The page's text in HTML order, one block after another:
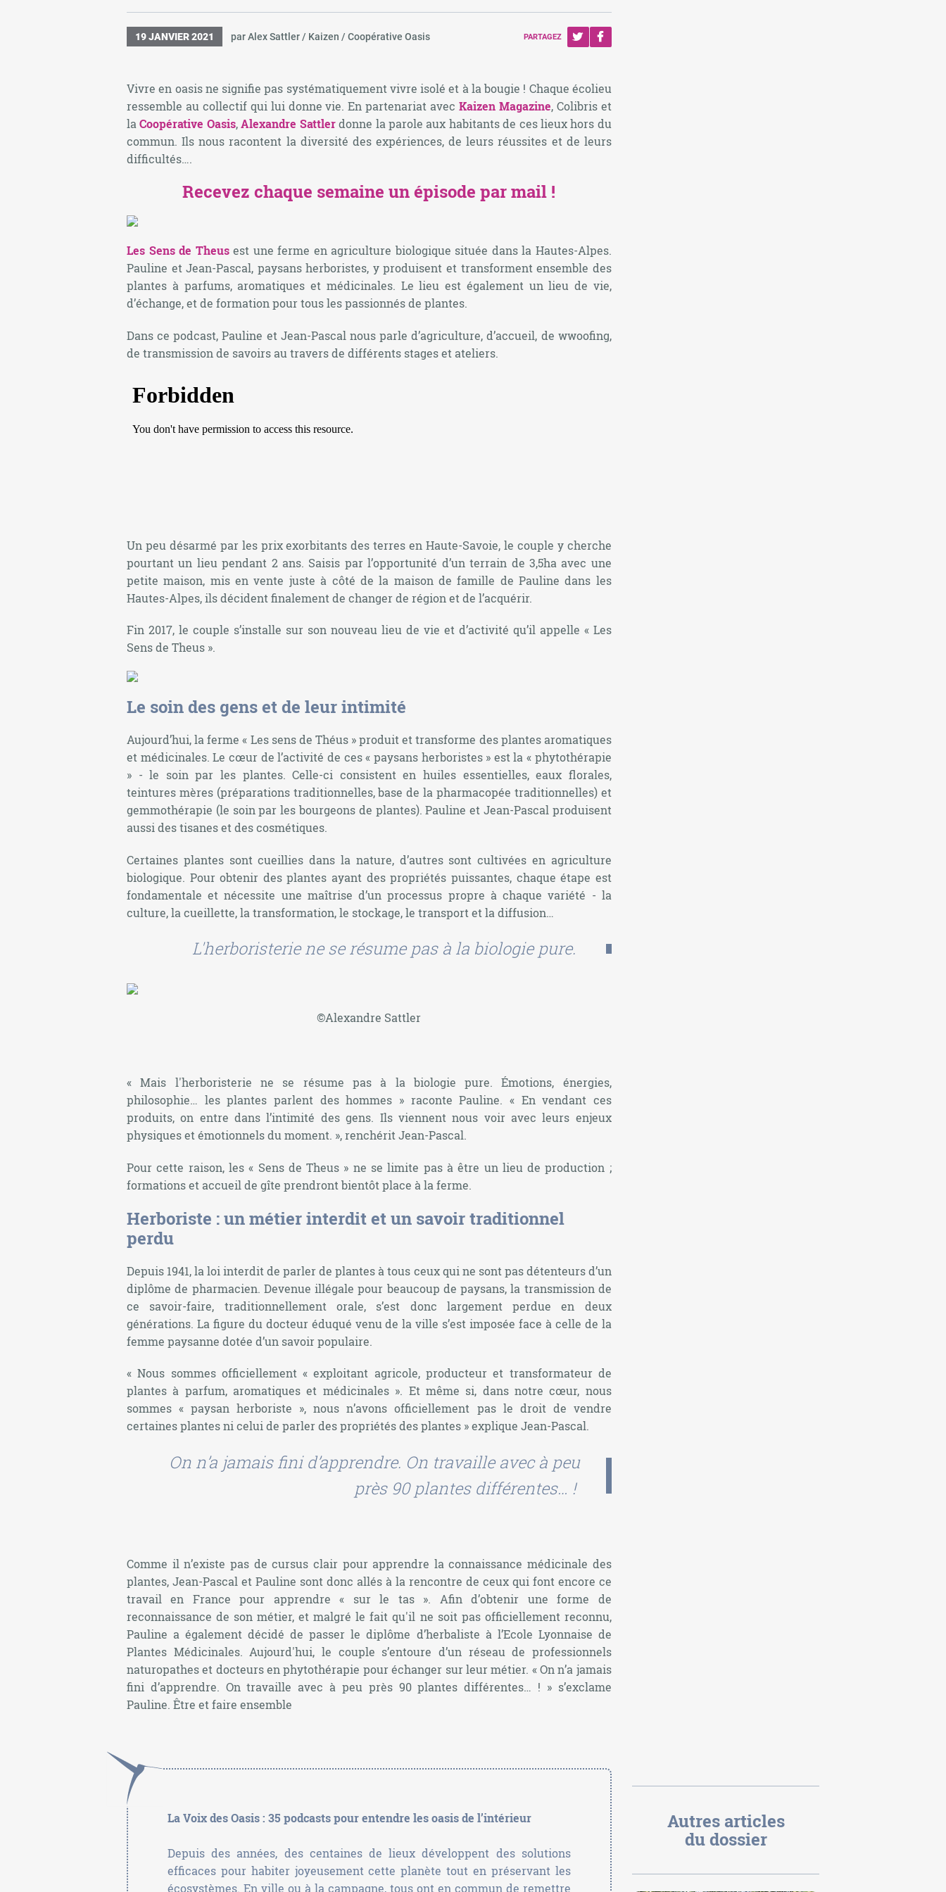
19 JANVIER 2021 par Alex Sattler / Kaizen / Coopérative Oasis PARTAGEZ
Vivre en oasis ne signifie pas systématiquement vivre isolé et à la bougie ! Chaque écolieu
ressemble au collectif qui lui donne vie. En partenariat avecKaizen Magazine, Colibris et
laCoopérative Oasis,Alexandre Sattlerdonne la parole aux habitants de ces lieux hors du
commun. Ils nous racontent la diversité des expériences, de leurs réussites et de leurs
difficultés….
Recevez chaque semaine un épisode par mail !
Les Sens de Theusest une ferme en agriculture biologique située dans la Hautes-Alpes.
Pauline et Jean-Pascal, paysans herboristes, y produisent et transforment ensemble des
plantes à parfums, aromatiques et médicinales. Le lieu est également un lieu de vie,
d’échange, et de formation pour tous les passionnés de plantes.
Dans ce podcast, Pauline et Jean-Pascal nous parle d’agriculture, d’accueil, de wwoofing,
de transmission de savoirs au travers de différents stages et ateliers.
Un peu désarmé par les prix exorbitants des terres en Haute-Savoie, le couple y cherche
pourtant un lieu pendant 2 ans. Saisis par l’opportunité d’un terrain de 3,5ha avec une
petite maison, mis en vente juste à côté de la maison de famille de Pauline dans les
Hautes-Alpes, ils décident finalement de changer de région et de l’acquérir.
Fin 2017, le couple s’installe sur son nouveau lieu de vie et d’activité qu’il appelle « Les
Sens de Theus ».
Le soin des gens et de leur intimité
Aujourd’hui, la ferme « Les sens de Théus » produit et transforme des plantes aromatiques
et médicinales. Le cœur de l’activité de ces « paysans herboristes » est la « phytothérapie
» - le soin par les plantes. Celle-ci consistent en huiles essentielles, eaux florales,
teintures mères (préparations traditionnelles, base de la pharmacopée traditionnelles) et
gemmothérapie (le soin par les bourgeons de plantes). Pauline et Jean-Pascal produisent
aussi des tisanes et des cosmétiques.
Certaines plantes sont cueillies dans la nature, d’autres sont cultivées en agriculture
biologique. Pour obtenir des plantes ayant des propriétés puissantes, chaque étape est
fondamentale et nécessite une maîtrise d’un processus propre à chaque variété - la
culture, la cueillette, la transformation, le stockage, le transport et la diffusion…
L'herboristerie ne se résume pas à la biologie pure.
©Alexandre Sattler
« Mais l'herboristerie ne se résume pas à la biologie pure. Émotions, énergies,
philosophie… les plantes parlent des hommes » raconte Pauline. « En vendant ces
produits, on entre dans l’intimité des gens. Ils viennent nous voir avec leurs enjeux
physiques et émotionnels du moment. », renchérit Jean-Pascal.
Pour cette raison, les « Sens de Theus » ne se limite pas à être un lieu de production ;
formations et accueil de gîte prendront bientôt place à la ferme.
Herboriste : un métier interdit et un savoir traditionnel
perdu
Depuis 1941, la loi interdit de parler de plantes à tous ceux qui ne sont pas détenteurs d’un
diplôme de pharmacien. Devenue illégale pour beaucoup de paysans, la transmission de
ce savoir-faire, traditionnellement orale, s’est donc largement perdue en deux
générations. La figure du docteur éduqué venu de la ville s’est imposée face à celle de la
femme paysanne dotée d’un savoir populaire.
« Nous sommes officiellement « exploitant agricole, producteur et transformateur de
plantes à parfum, aromatiques et médicinales ». Et même si, dans notre cœur, nous
sommes « paysan herboriste », nous n’avons officiellement pas le droit de vendre
certaines plantes ni celui de parler des propriétés des plantes » explique Jean-Pascal.
On n’a jamais fini d’apprendre. On travaille avec à peu
près 90 plantes différentes… !
Comme il n’existe pas de cursus clair pour apprendre la connaissance médicinale des
plantes, Jean-Pascal et Pauline sont donc allés à la rencontre de ceux qui font encore ce
travail en France pour apprendre « sur le tas ». Afin d’obtenir une forme de
reconnaissance de son métier, et malgré le fait qu'il ne soit pas officiellement reconnu,
Pauline a également décidé de passer le diplôme d’herbaliste à l’Ecole Lyonnaise de
Plantes Médicinales. Aujourd'hui, le couple s’entoure d’un réseau de professionnels
naturopathes et docteurs en phytothérapie pour échanger sur leur métier. « On n’a jamais
fini d’apprendre. On travaille avec à peu près 90 plantes différentes… ! »s’exclame
Pauline. Être et faire ensemble
La Voix des Oasis : 35 podcasts pour entendre les oasis de l’intérieur
Depuis des années, des centaines de lieux développent des solutions
efficaces pour habiter joyeusement cette planète tout en préservant les
écosystèmes. En ville ou à la campagne, tous ont en commun de remettre
Autres articles
du dossier